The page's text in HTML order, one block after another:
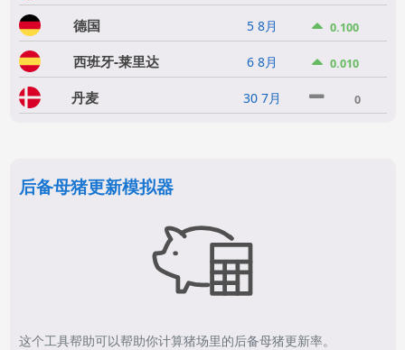
德国 5 8月 0.100
西班牙-莱里达 6 8月 0.010
丹麦 30 7月 0
后备母猪更新模拟器
这个工具帮助可以帮助你计算猪场里的后备母猪更新率。